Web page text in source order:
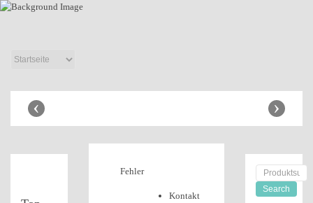
Shop
›
‹
Fehler
Kontakt